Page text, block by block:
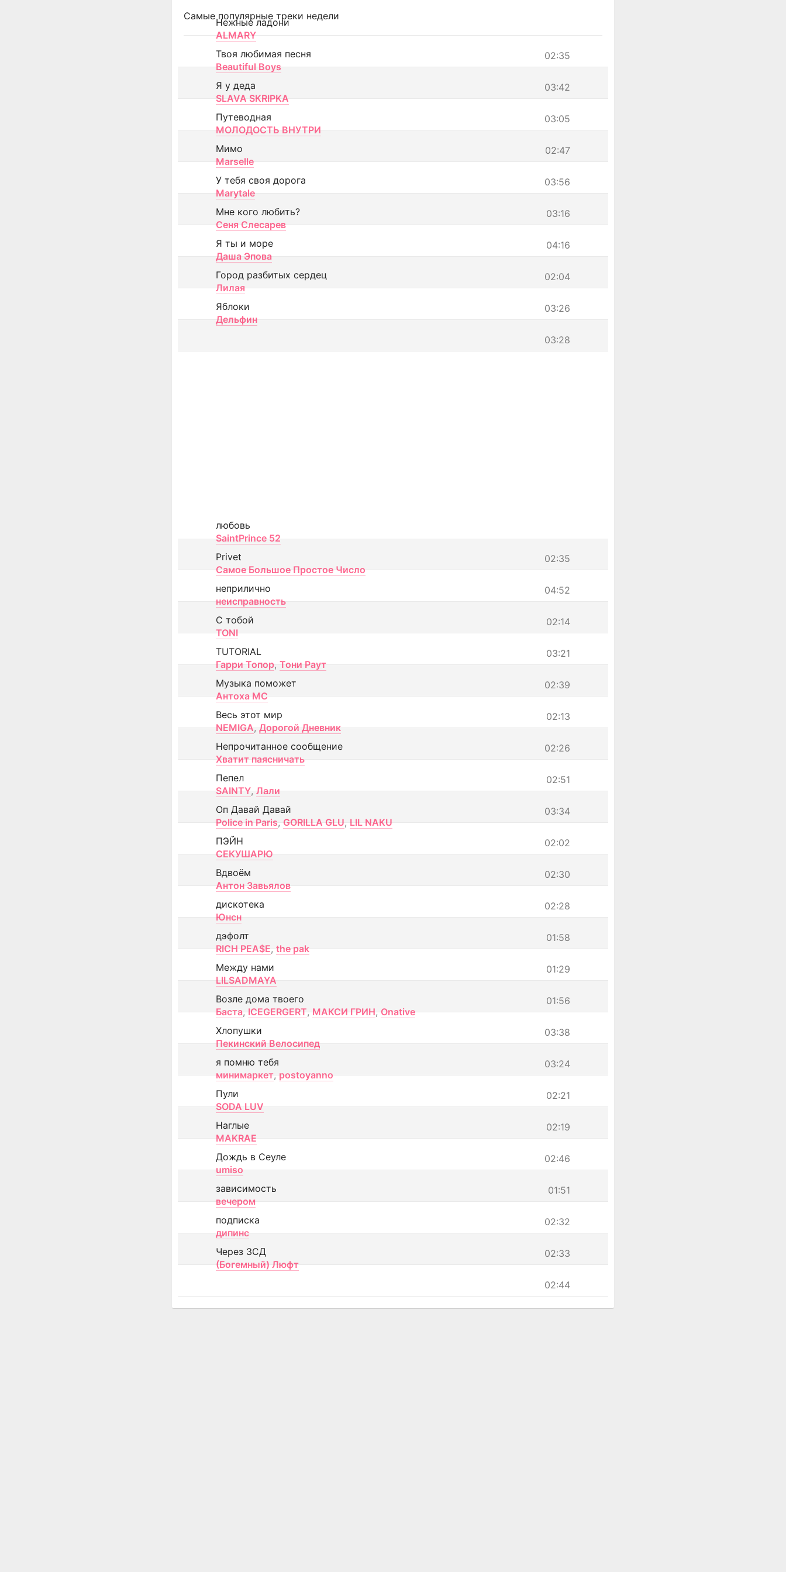
Самые популярные треки недели
Нежные ладони
ALMARY
02:35
Твоя любимая песня
Beautiful Boys
03:42
Я у деда
SLAVA SKRIPKA
03:05
Путеводная
МОЛОДОСТЬ ВНУТРИ
02:47
Мимо
Marselle
03:56
У тебя своя дорога
Marytale
03:16
Мне кого любить?
Сеня Слесарев
04:16
Я ты и море
Даша Эпова
02:04
Город разбитых сердец
Лилая
03:26
Яблоки
Дельфин
03:28
любовь
SaintPrince 52
02:35
Privet
Самое Большое Простое Число
04:52
неприлично
неисправность
02:14
С тобой
TONI
03:21
TUTORIAL
Гарри Топор, Тони Раут
02:39
Музыка поможет
Антоха МС
02:13
Весь этот мир
NEMIGA, Дорогой Дневник
02:26
Непрочитанное сообщение
Хватит паясничать
02:51
Пепел
SAINTY, Лали
03:34
Оп Давай Давай
Police in Paris, GORILLA GLU, LIL NAKU
02:02
ПЭЙН
СЕКУШАРЮ
02:30
Вдвоём
Антон Завьялов
02:28
дискотека
Юнсн
01:58
дэфолт
RICH PEA$E, the pak
01:29
Между нами
LILSADMAYA
01:56
Возле дома твоего
Баста, ICEGERGERT, МАКСИ ГРИН, Onative
03:38
Хлопушки
Пекинский Велосипед
03:24
я помню тебя
минимаркет, postoyanno
02:21
Пули
SODA LUV
02:19
Наглые
MAKRAE
02:46
Дождь в Сеуле
umiso
01:51
зависимость
вечером
02:32
подписка
дипинс
02:33
Через ЗСД
(Богемный) Люфт
02:44